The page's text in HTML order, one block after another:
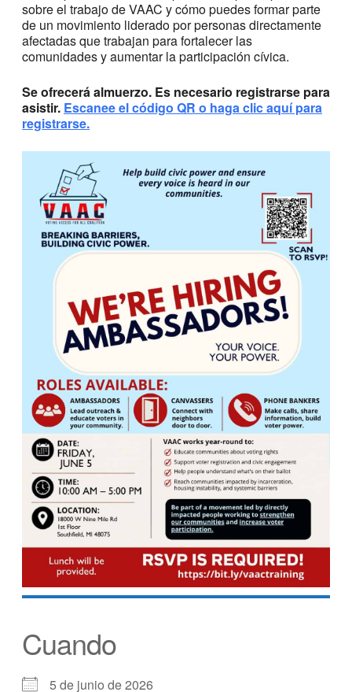
sobre el trabajo de VAAC y cómo puedes formar parte
de un movimiento liderado por personas directamente
afectadas que trabajan para fortalecer las
comunidades y aumentar la participación cívica.
Se ofrecerá almuerzo. Es necesario registrarse para
asistir. Escanee el código QR o haga clic aquí para
registrarse.
Cuando
5 de junio de 2026